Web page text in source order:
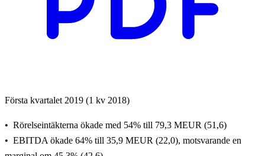
Första kvartalet 2019 (1 kv 2018)
Rörelseintäkterna ökade med 54% till 79,3 MEUR (51,6)
EBITDA ökade 64% till 35,9 MEUR (22,0), motsvarande en